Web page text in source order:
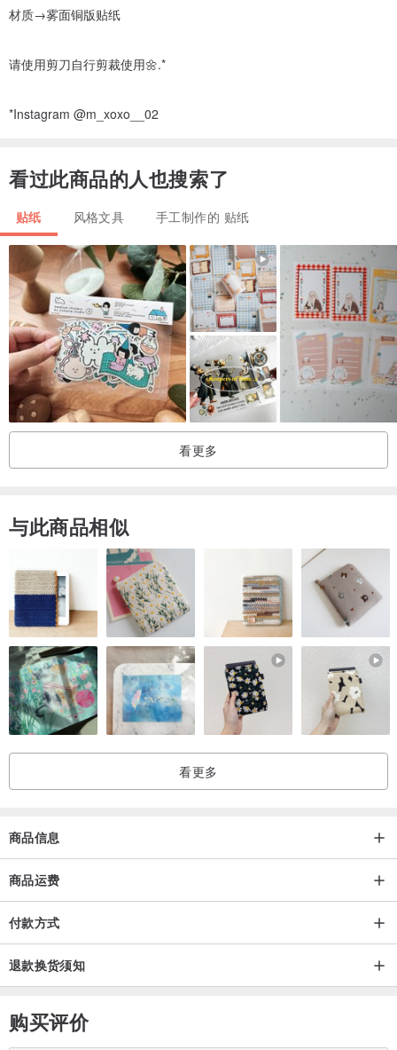
材质→雾面铜版贴纸
请使用剪刀自行剪裁使用🌼.*
*Instagram @m_xoxo__02
看过此商品的人也搜索了
贴纸 风格文具 手工制作的 贴纸
看更多
与此商品相似
看更多
商品信息
商品运费
付款方式
退款换货须知
购买评价